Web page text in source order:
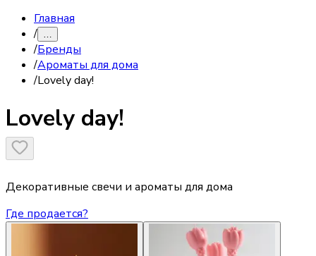
Главная
/ …
/Бренды
/Ароматы для дома
/Lovely day!
Lovely day!
Декоративные свечи и ароматы для дома
Где продается?